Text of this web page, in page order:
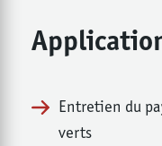
Entretien du
verts